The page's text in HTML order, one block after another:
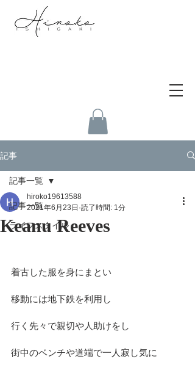
記事
記事一覧
ライフスタイル
記事一覧
Keanu Reeves
hiroko19613588
2021年6月23日 読了時間: 1分
着古した服を身にまとい
移動には地下鉄を利用し
行く先々で親切や人助けをし
街中のベンチや道端で一人寂し気に